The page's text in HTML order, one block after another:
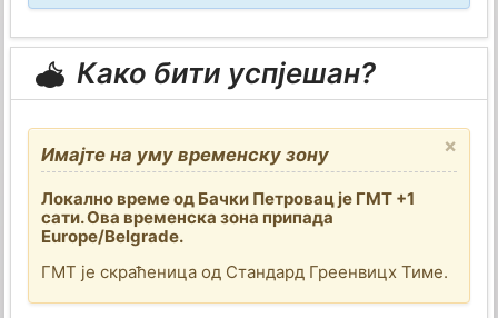
Како бити успјешан?
×
Имајте на уму временску зону
Локално време од Бачки Петровац је ГМТ +1
сати. Ова временска зона припада
Europe/Belgrade.
ГМТ је скраћеница од Стандард Греенвицх Тиме.